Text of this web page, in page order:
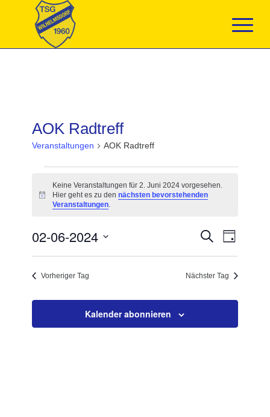
AOK Radtreff
Veranstaltungen AOK Radtreff
2.
Juni
Hinweis
Keine Veranstaltungen für 2. Juni 2024 vorgesehen.
Hier geht es zu dennächsten bevorstehenden
Veranstaltungen.
Suche
und
Navigation
Suche
Tag
02-06-2024
Vorheriger Tag
Nächster Tag
Kalender abonnieren